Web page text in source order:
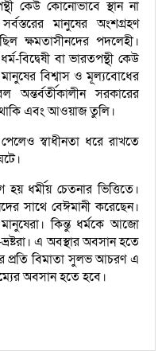
কেউ কোনোভাবে স্থান না
মানুষের অংশগ্রহণ
ক্ষমতাসীনদের পদলেহী।
বিদ্বেষী বা ভারতপন্থী কেউ
বিশ্বাস ও মূল্যবোধের
অন্তর্বর্তীকালীন সরকারের
এবং আওয়াজ তুলি।
স্বাধীনতা ধরে রাখতে
ধর্মীয় চেতনার ভিত্তিতে।
সাথে বেঈমানী করেছেন।
কিন্তু ধর্মকে আজো
এ অবস্থার অবসান হতে
প্রতি বিমাতা সুলভ আচরণ এ
অবসান হতে হবে।